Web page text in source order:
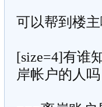
可以帮到楼
[size=4]有谁
岸帐户的人